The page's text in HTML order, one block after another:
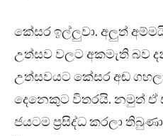
කේසර ඉල්ලුවා. අලුත්
උත්සව වලට අකමැති බව
උත්සවයට කේසර අඬ
දෙනෙකුට විතරයි. නමුත් ඒ
ජයටම ප්‍රසිද්ධ කරලා